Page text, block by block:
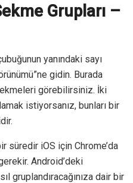
Grupları –
yanındaki sayı
gidin. Burada
görebilirsiniz. İki
istiyorsanız, bunları bir
süredir iOS için Chrome’da
Android’deki
gruplandıracağınıza dair bir